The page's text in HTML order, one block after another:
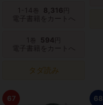
1-14 巻 8,316
電子書籍をカートへ
1 巻 594
電子書籍をカートへ
タダ読み
67 68